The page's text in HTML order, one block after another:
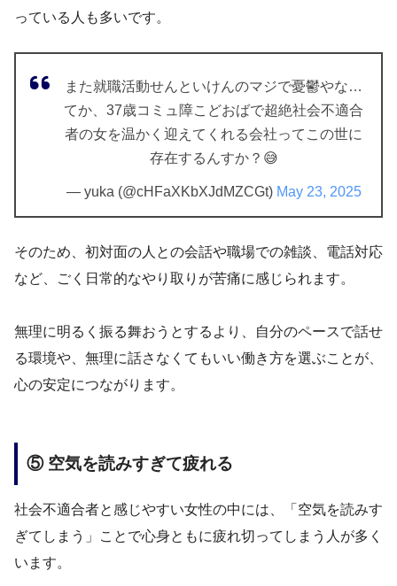
っている人も多いです。
また就職活動せんといけんのマジで憂鬱やな…
てか、37歳コミュ障こどおばで超絶社会不適合
者の女を温かく迎えてくれる会社ってこの世に
存在するんすか？😅
— yuka (@cHFaXKbXJdMZCGt) May 23, 2025
そのため、初対面の人との会話や職場での雑談、電話対応
など、ごく日常的なやり取りが苦痛に感じられます。
無理に明るく振る舞おうとするより、自分のペースで話せ
る環境や、無理に話さなくてもいい働き方を選ぶことが、
心の安定につながります。
⑤ 空気を読みすぎて疲れる
社会不適合者と感じやすい女性の中には、「空気を読みす
ぎてしまう」ことで心身ともに疲れ切ってしまう人が多く
います。